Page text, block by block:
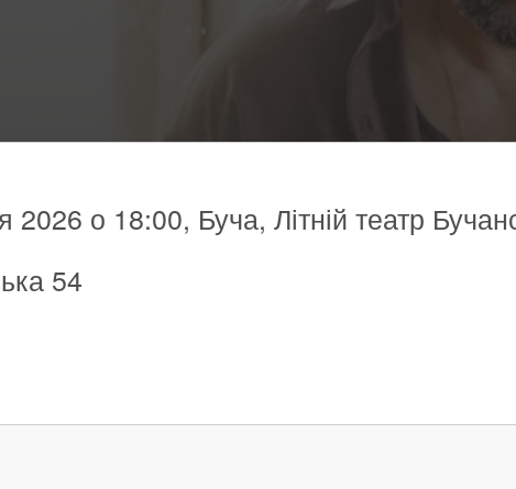
2026 о 18:00, Буча, Літній театр
54